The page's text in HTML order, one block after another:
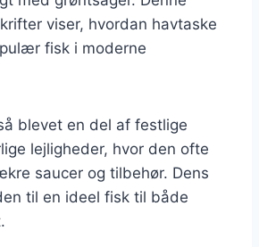
viser, hvordan havtaske
fisk i moderne
blevet en del af festlige
lejligheder, hvor den ofte
saucer og tilbehør. Dens
til en ideel fisk til både